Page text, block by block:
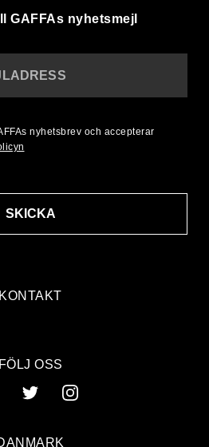
GAFFAs nyhetsmejl
KONTAKT
SKICKA
nyhetsbrev och accepterar
FÖLJ OSS